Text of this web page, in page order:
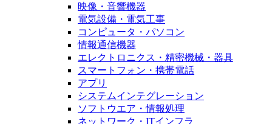
映像・音響機器
電気設備・電気工事
コンピュータ・パソコン
情報通信機器
エレクトロニクス・精密機械・器具
スマートフォン・携帯電話
アプリ
システムインテグレーション
ソフトウエア・情報処理
ネットワーク・ITインフラ